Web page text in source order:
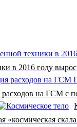
в 2016 году вырос
расходов на ГСМ с
«космическая